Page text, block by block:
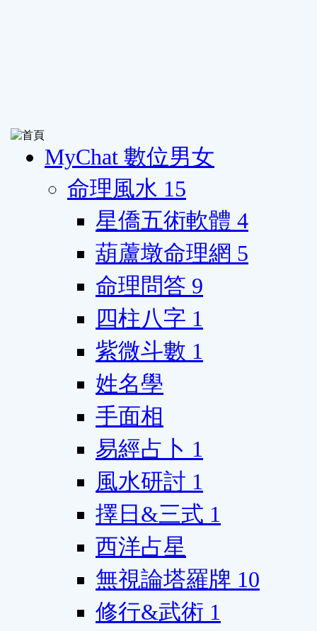
MyChat 數位男女
命理風水 15
星僑五術軟體 4
葫蘆墩命理網 5
命理問答 9
四柱八字 1
紫微斗數 1
姓名學
手面相
易經占卜 1
風水研討 1
擇日&三式 1
西洋占星
無視論塔羅牌 10
修行&武術 1